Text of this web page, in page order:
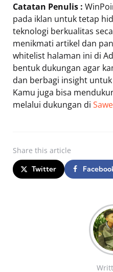
Catatan Penulis :
pada iklan untuk tetap
teknologi berkualitas
menikmati artikel dan
whitelist halaman ini di
bentuk dukungan agar
dan berbagi insight
Kamu juga bisa
melalui dukungan di
Share this article
Twitter